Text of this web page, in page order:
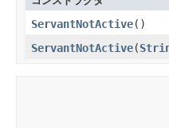
ServantNotActive​()
ServantNotActive​(